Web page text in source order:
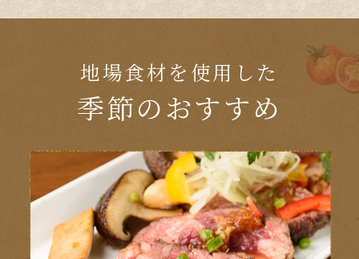
地場食材を使用した
季節のおすすめ